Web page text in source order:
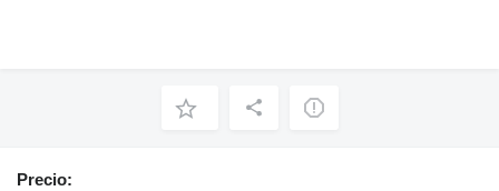
Precio: